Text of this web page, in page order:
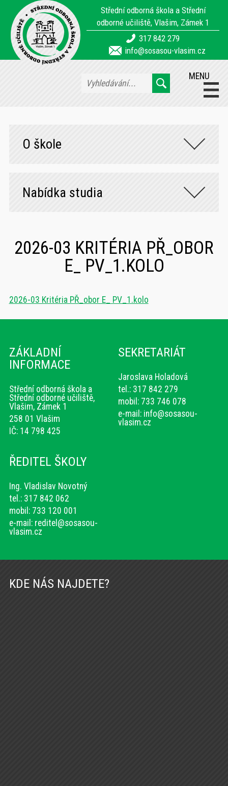
Střední odborná škola a Střední
odborné učiliště, Vlašim, Zámek 1
317 842 279
info@sosasou-vlasim.cz
MENU
O škole
Nabídka studia
2026-03 KRITÉRIA PŘ_OBOR
E_ PV_1.KOLO
2026-03 Kritéria PŘ_obor E_ PV_1.kolo
ZÁKLADNÍ
INFORMACE
Střední odborná škola a
Střední odborné učiliště,
Vlašim, Zámek 1
258 01 Vlašim
IČ: 14 798 425
SEKRETARIÁT
Jaroslava Holadová
tel.: 317 842 279
mobil: 733 746 078
e-mail: info@sosasou-
vlasim.cz
ŘEDITEL ŠKOLY
Ing. Vladislav Novotný
tel.: 317 842 062
mobil: 733 120 001
e-mail: reditel@sosasou-
vlasim.cz
KDE NÁS NAJDETE?